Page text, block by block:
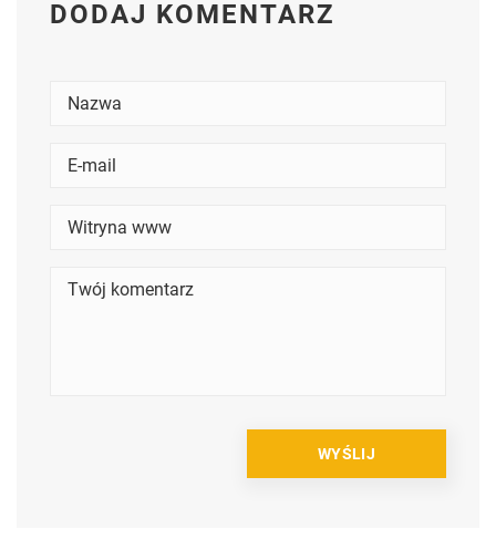
DODAJ KOMENTARZ